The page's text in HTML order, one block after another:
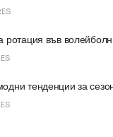
ротация във
тенденции за